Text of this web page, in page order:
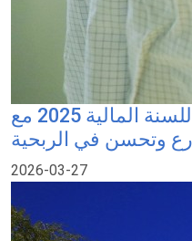
جلفار تحقق نتائج قوية للسنة المالية 2025 مع
وتحسن في الربحية
2026-03-27